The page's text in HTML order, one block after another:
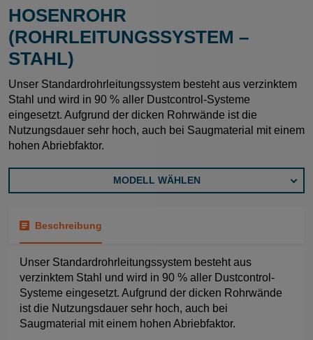
HOSENROHR
(ROHRLEITUNGSSYSTEM –
STAHL)
Unser Standardrohrleitungssystem besteht aus verzinktem
Stahl und wird in 90 % aller Dustcontrol-Systeme
eingesetzt. Aufgrund der dicken Rohrwände ist die
Nutzungsdauer sehr hoch, auch bei Saugmaterial mit einem
hohen Abriebfaktor.
MODELL WÄHLEN
Beschreibung
Unser Standardrohrleitungssystem besteht aus
verzinktem Stahl und wird in 90 % aller Dustcontrol-
Systeme eingesetzt. Aufgrund der dicken Rohrwände
ist die Nutzungsdauer sehr hoch, auch bei
Saugmaterial mit einem hohen Abriebfaktor.